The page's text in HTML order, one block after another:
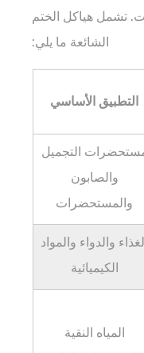
تشمل هياكل الختم
الشائعة ما يلي:
التطبيق الأساسي
التجميل
والصابون
والمستحضرات
والدواء والمواد
الكيميائية
المياه النقية